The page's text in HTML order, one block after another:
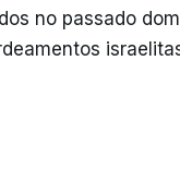
no passado